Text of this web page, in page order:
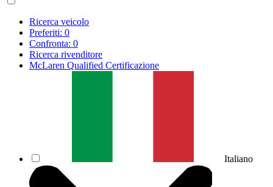
Ricerca veicolo
Preferiti: 0
Confronta: 0
Ricerca rivenditore
McLaren Qualified Certificazione
Italiano